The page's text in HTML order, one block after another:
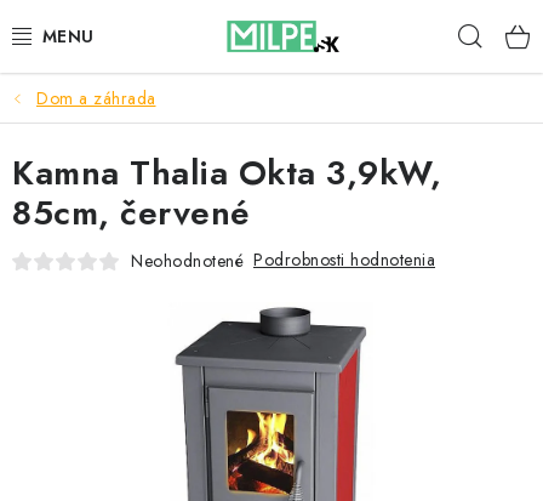
na
STREŠNÉ OKNÁ
PODKROVNÉ SCHODY
DOM A ZÁHRADA
Reklamace a vrácení zboží
Dom a záhrada
Kamna Thalia Okta 3,9kW,
85cm, červené
Neohodnotené Podrobnosti hodnotenia